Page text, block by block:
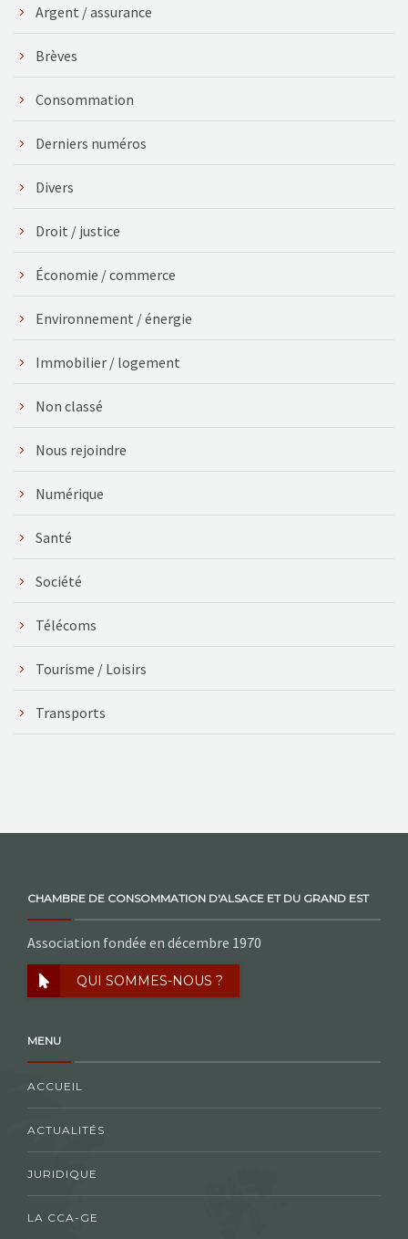
Argent / assurance
Brèves
Consommation
Derniers numéros
Divers
Droit / justice
Économie / commerce
Environnement / énergie
Immobilier / logement
Non classé
Nous rejoindre
Numérique
Santé
Société
Télécoms
Tourisme / Loisirs
Transports
CHAMBRE DE CONSOMMATION D'ALSACE ET DU GRAND EST
Association fondée en décembre 1970
QUI SOMMES-NOUS ?
MENU
ACCUEIL
ACTUALITÉS
JURIDIQUE
LA CCA-GE